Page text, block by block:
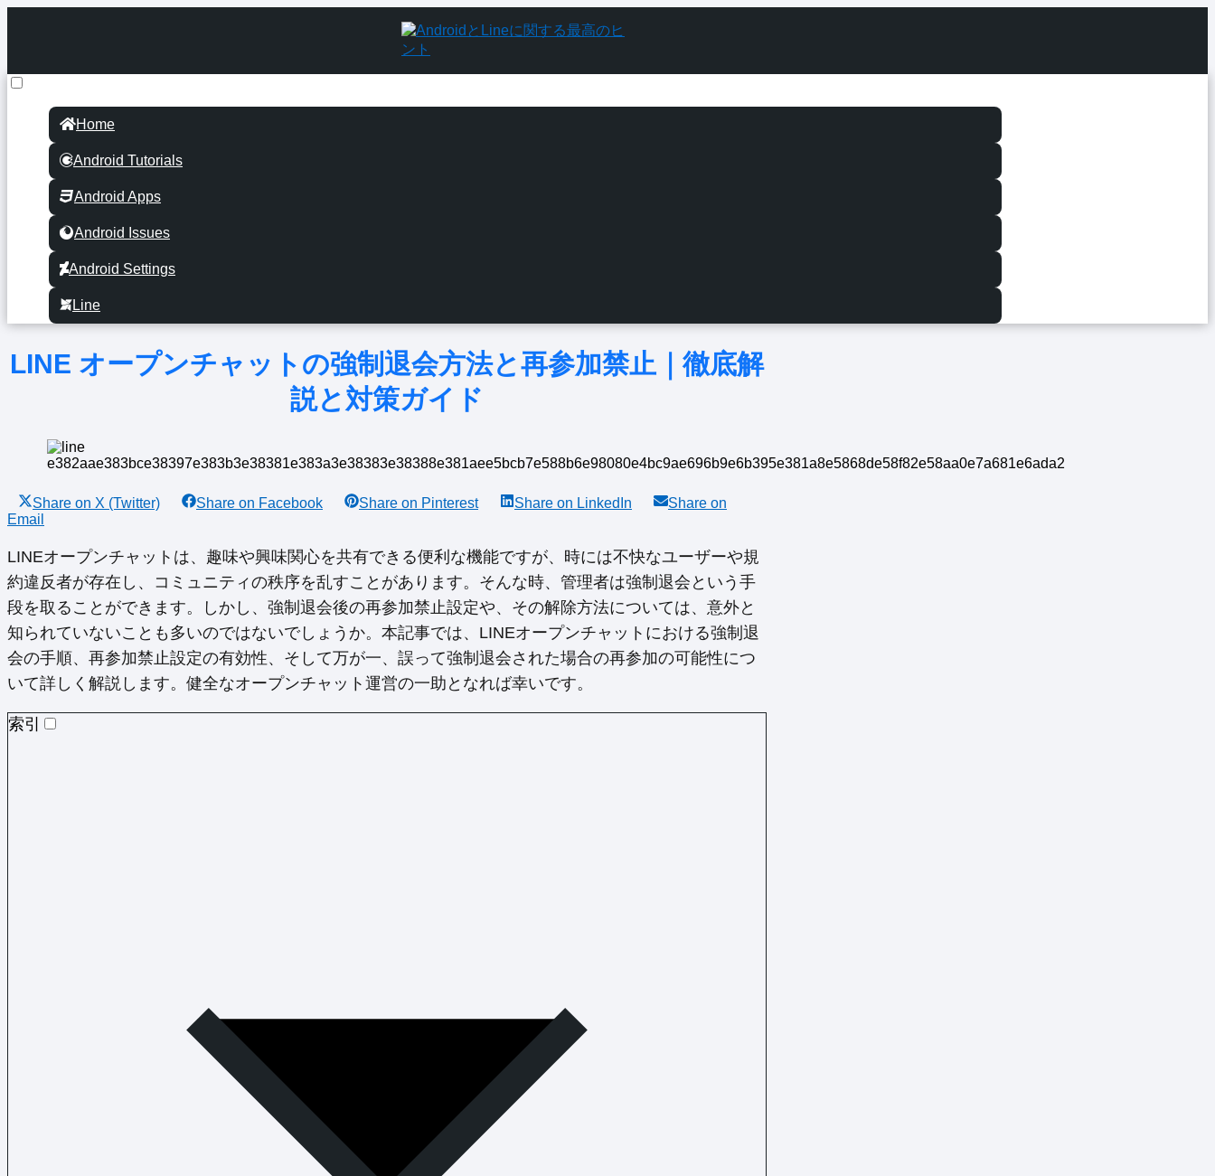
Home
Android Tutorials
Android Apps
Android Issues
Android Settings
Line
LINE オープンチャットの強制退会方法と再参加禁止｜徹底解
説と対策ガイド
Share on X (Twitter) Share on Facebook Share on Pinterest Share on LinkedIn
Share on
Email
LINEオープンチャットは、趣味や興味関心を共有できる便利な機能ですが、時には不快なユーザーや規
約違反者が存在し、コミュニティの秩序を乱すことがあります。そんな時、管理者は強制退会という手
段を取ることができます。しかし、強制退会後の再参加禁止設定や、その解除方法については、意外と
知られていないことも多いのではないでしょうか。本記事では、LINEオープンチャットにおける強制退
会の手順、再参加禁止設定の有効性、そして万が一、誤って強制退会された場合の再参加の可能性につ
いて詳しく解説します。健全なオープンチャット運営の一助となれば幸いです。
索引